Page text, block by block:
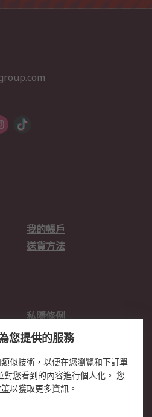
我的帳戶
送貨方法
私隱條例
郵件安全
您提供的服務
似技術，以便在您瀏覽和下訂單
對您看到的內容進行個人化。 您
以獲取更多資訊。